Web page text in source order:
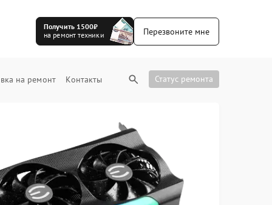
Получить 1500₽
на ремонт техники
Перезвоните мне
на ремонт Контакты Статус ремонта